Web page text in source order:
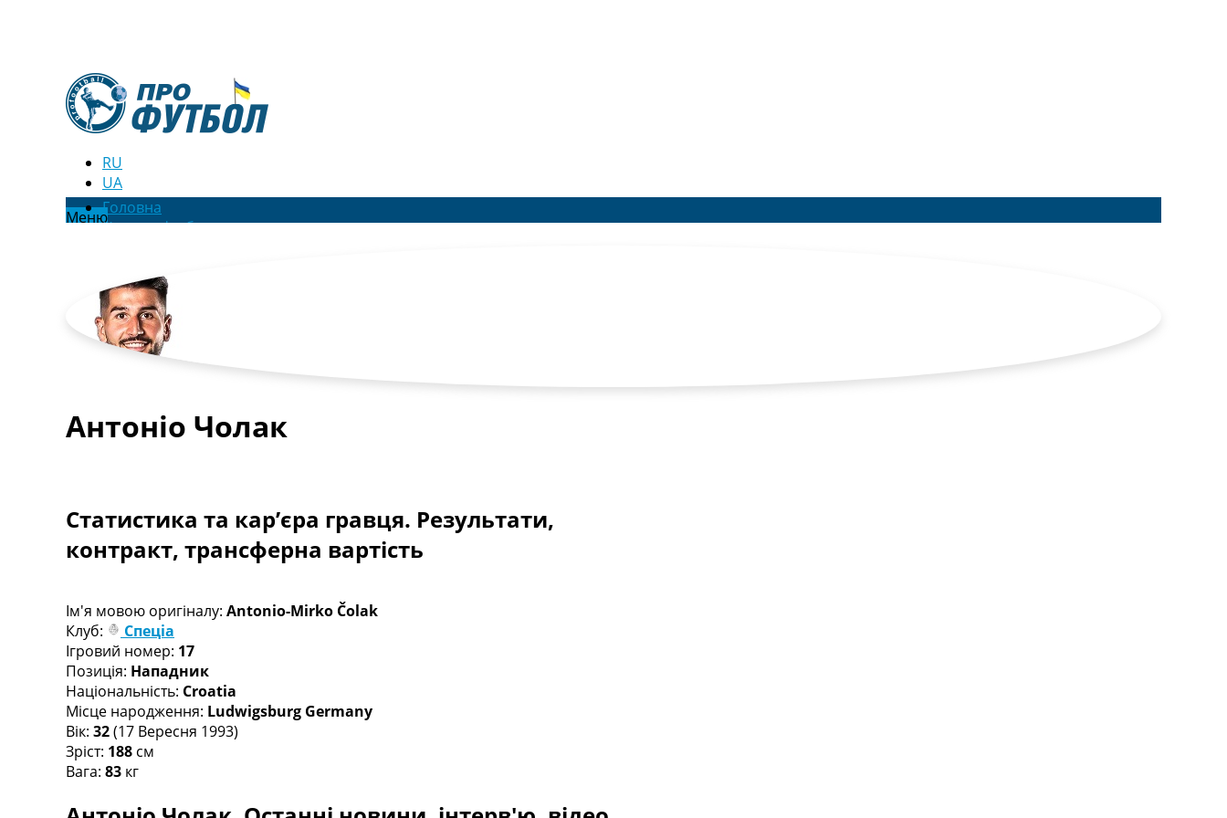
RU
UA
МенюГоловна
Новини футболу
Футбольні трансфери
Останні коментарі
Конкурс прогнозів
Логін
Рейтінги
Турніри
Англія. Прем’єр-Ліга
Іспанія. Ла Ліга
Ще Турніри >>>
Чемпіонат Світу. Турнирні таблиці
Таблиця УПЛ
Перша Ліга
Таблиця АПЛ
Таблиця Ла Ліги
Таблиця Ліги Чемпіонів
Всі таблиці >>>
Рейтинги
Рейтинг ФІФА
Антоніо Чолак
Статистика та кар’єра гравця. Результати,
контракт, трансферна вартість
Ім'я мовою оригіналу: Antonio-Mirko Čolak
Клуб:
Спеціа
Ігровий номер: 17
Позиція: Нападник
Національність: Croatia
Місце народження: Ludwigsburg Germany
Вік: 32(17 Вересня 1993)
Зріст: 188 см
Вага: 83 кг